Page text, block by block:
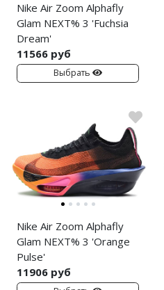
Nike Air Zoom Alphafly
Glam NEXT% 3 'Fuchsia
Dream'
11566 руб
Выбрать
Nike Air Zoom Alphafly
Glam NEXT% 3 'Orange
Pulse'
11906 руб
Air Jordan 3
Air Jordan 4
Air Jordan 5
Air Jordan 7
Air Jordan 10
Air Jordan 11
Air Jordan 12
Air Jordan 13
Air Jordan 14
adidas AE
Adidas Yeezy Boost 350 V2